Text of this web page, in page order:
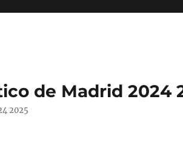
de Madrid 2024
2025